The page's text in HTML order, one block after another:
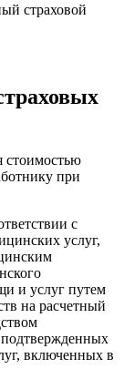
страховой
стоимостью
при
с
услуг,
и услуг путем
на расчетный
включенных в